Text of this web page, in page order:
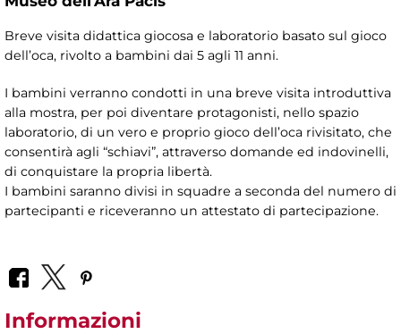
Breve visita didattica giocosa e laboratorio basato sul gioco
dell’oca, rivolto a bambini dai 5 agli 11 anni.
I bambini verranno condotti in una breve visita introduttiva
alla mostra, per poi diventare protagonisti, nello spazio
laboratorio, di un vero e proprio gioco dell’oca rivisitato, che
consentirà agli “schiavi”, attraverso domande ed indovinelli,
di conquistare la propria libertà.
I bambini saranno divisi in squadre a seconda del numero di
partecipanti e riceveranno un attestato di partecipazione.
Informazioni